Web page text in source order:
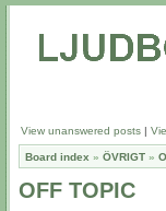
View unanswered posts |
Board index » ÖVRIGT »
OFF TOPIC